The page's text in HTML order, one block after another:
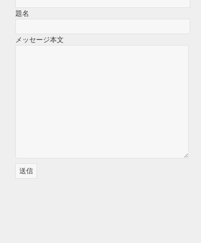
題名
メッセージ本文